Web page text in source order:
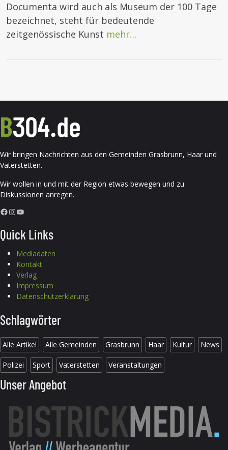
Documenta wird auch als Museum der 100 Tage
bezeichnet, steht für bedeutende
zeitgenössische Kunst mehr…
Wir bringen Nachrichten aus den Gemeinden Grasbrunn, Haar und
Vaterstetten.
Wir wollen in und mit der Region etwas bewegen und zu
Diskussionen anregen.
Facebook InstagramYouTube
Quick Links
Mediadaten
Kontakt
Verlag
Impressum
Datenschutzerklärung
Schlagwörter
Alle Artikel Alle Gemeinden Grasbrunn Haar Kultur News
Polizei Sport Vaterstetten Veranstaltungen
Unser Angebot